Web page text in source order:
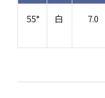
55° 白 7.0